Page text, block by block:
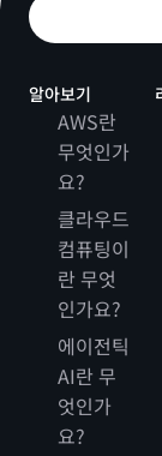
알아보기
AWS란
무엇인가
요?
클라우드
컴퓨팅이
란 무엇
인가요?
에이전틱
AI란 무
엇인가
요?